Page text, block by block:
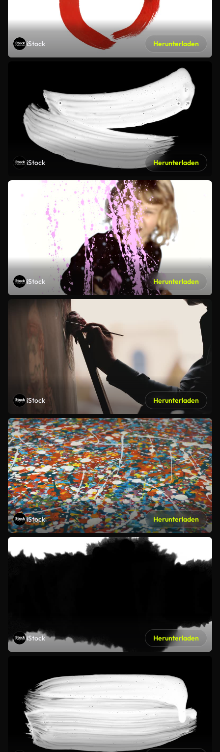
iStock Herunterladen
iStock Herunterladen
iStock Herunterladen
iStock Herunterladen
iStock Herunterladen
iStock Herunterladen